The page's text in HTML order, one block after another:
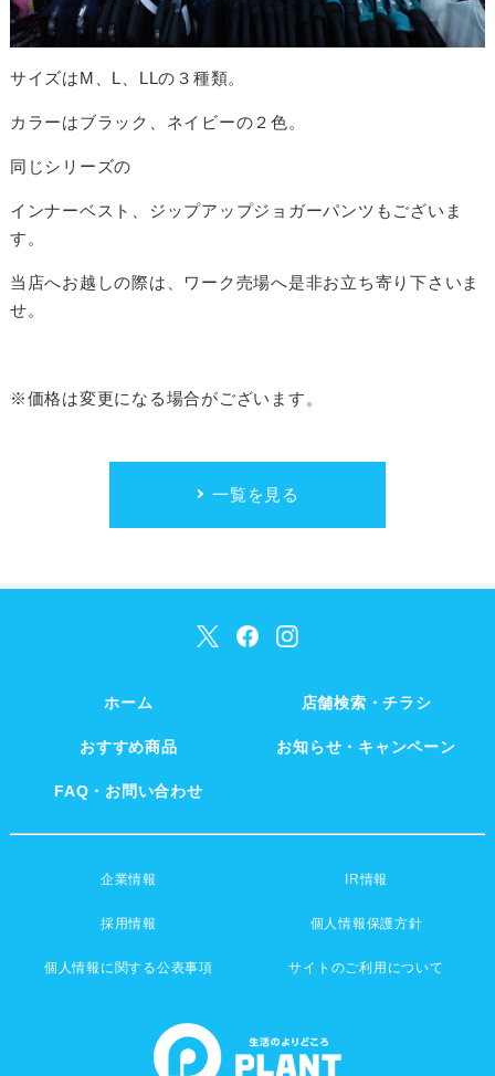
サイズはM、L、LLの３種類。
カラーはブラック、ネイビーの２色。
同じシリーズの
インナーベスト、ジップアップジョガーパンツもございま
す。
当店へお越しの際は、ワーク売場へ是非お立ち寄り下さいま
せ。
※価格は変更になる場合がございます。
一覧を見る
ホーム 店舗検索・チラシ
おすすめ商品 お知らせ・キャンペーン
FAQ・お問い合わせ
企業情報 IR情報
採用情報 個人情報保護方針
個人情報に関する公表事項 サイトのご利用について